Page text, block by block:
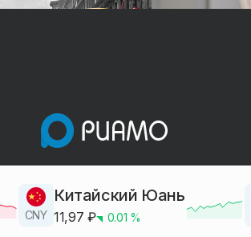
CNY
Китайский Юань
11,97 ₽ 0.01 %